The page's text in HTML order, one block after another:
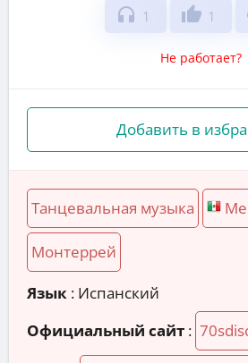
headphones 1 thumb_up 1
Не работает?
Добавить в
Танцевальная музыка
Монтеррей
Язык : Испанский
Официальный сайт :